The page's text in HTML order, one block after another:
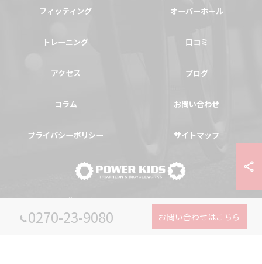
0270-23-9080 お問い合わせはこちら
フィッティング オーバーホール
トレーニング 口コミ
アクセス ブログ
コラム お問い合わせ
プライバシーポリシー サイトマップ
© 2026 群馬県伊勢崎の自転車ならPOWER-KIDS ALL RIGHTS RESERVED.